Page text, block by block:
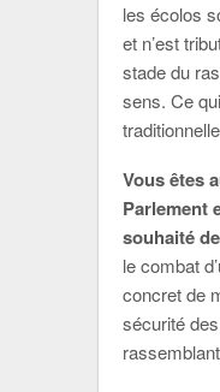
les écolos
et n’est
stade du
sens. Ce
Vous êtes
Parlement
souhaité
le combat
concret de
sécurité